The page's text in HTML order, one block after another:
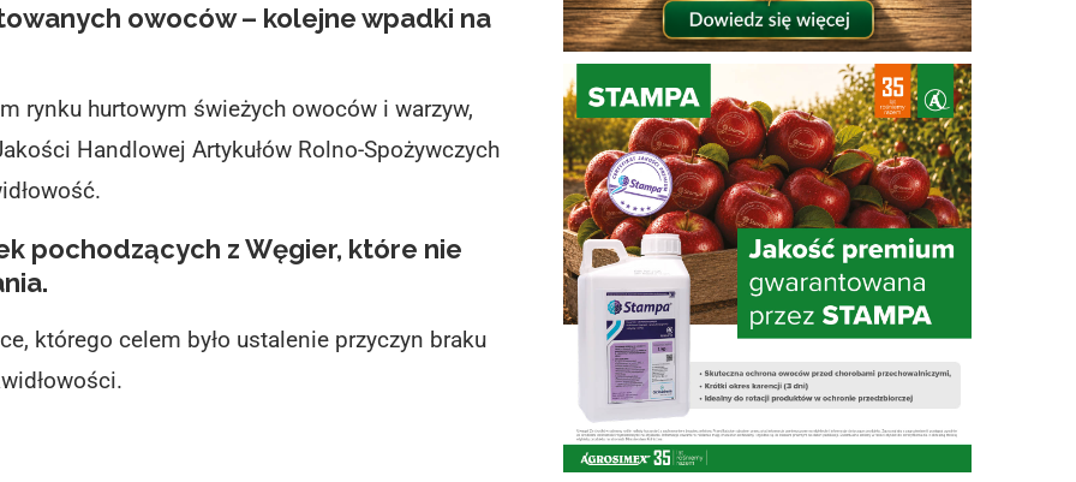
owoców – kolejne wpadki na
rynku hurtowym świeżych owoców i warzyw,
Handlowej Artykułów Rolno-Spożywczych
pochodzących z Węgier, które nie
którego celem było ustalenie przyczyn braku